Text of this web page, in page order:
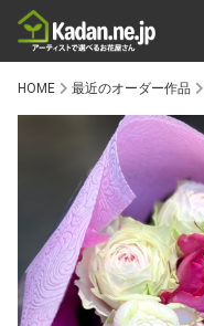
お
おま
最近
アー
届け
HOME 最近のオーダー作品